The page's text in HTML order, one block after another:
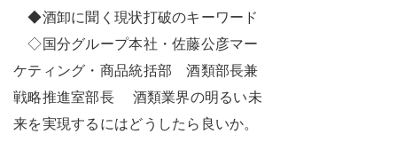
◆酒卸に聞く現状打破のキーワード
◇国分グループ本社・佐藤公彦マー
ケティング・商品統括部 酒類部長兼
戦略推進室部長 酒類業界の明るい未
来を実現するにはどうしたら良いか。